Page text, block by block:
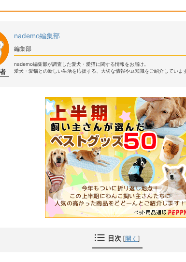
nademo編集部
編集部
nademo編集部が調査した愛犬・愛猫に関する情報をお届け。
愛犬・愛猫との新しい生活を応援する、大切な情報や豆知識をご紹介しています
目次 [開く ]